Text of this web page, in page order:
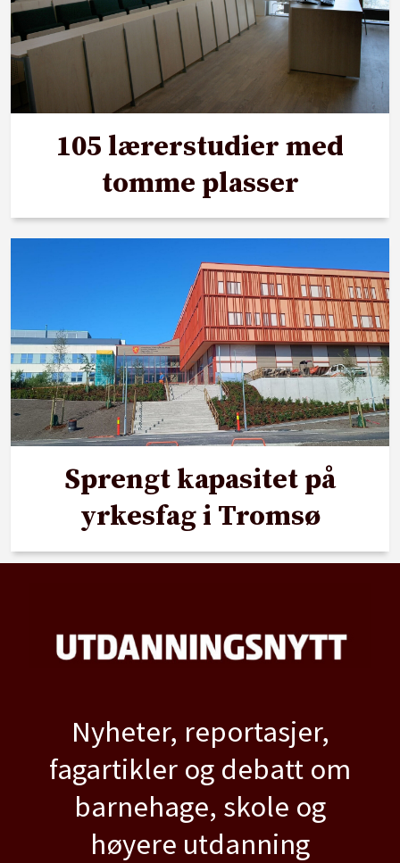
105 lærerstudier med
tomme plasser
Sprengt kapasitet på
yrkesfag i Tromsø
Nyheter, reportasjer,
fagartikler og debatt om
barnehage, skole og
høyere utdanning